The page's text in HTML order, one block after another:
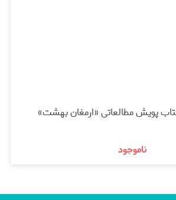
پویش مطالعاتی «ارمغان بهشت»
ناموجود